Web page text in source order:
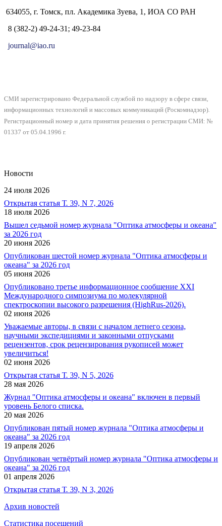
634055, г. Томск, пл. Академика Зуева, 1, ИОА СО РАН
8 (382-2) 49-24-31; 49-23-84
journal@iao.ru
СМИ зарегистрировано Федеральной службой по надзору в сфере связи,
информационных технологий и массовых коммуникаций (Роскомнадзор).
Регистрационный номер и дата принятия решения о регистрации СМИ: №
01337 от 05.04.1996 г.
Новости
24 июля 2026
Открытая статья Т. 39, N 7, 2026
18 июля 2026
Вышел седьмой номер журнала "Оптика атмосферы и океана"
за 2026 год
20 июня 2026
Опубликован шестой номер журнала "Оптика атмосферы и
океана" за 2026 год
05 июня 2026
Опубликовано третье информационное сообщение XXI
Международного симпозиума по молекулярной
спектроскопии высокого разрешения (HighRus-2026).
02 июня 2026
Уважаемые авторы, в связи с началом летнего сезона,
научными экспедициями и законными отпусками
рецензентов, срок рецензирования рукописей может
увеличиться!
02 июня 2026
Открытая статья Т. 39, N 5, 2026
28 мая 2026
Журнал "Оптика атмосферы и океана" включен в первый
уровень Белого списка.
20 мая 2026
Опубликован пятый номер журнала "Оптика атмосферы и
океана" за 2026 год
19 апреля 2026
Опубликован четвёртый номер журнала "Оптика атмосферы и
океана" за 2026 год
01 апреля 2026
Открытая статья Т. 39, N 3, 2026
Архив новостей
Статистика посещений